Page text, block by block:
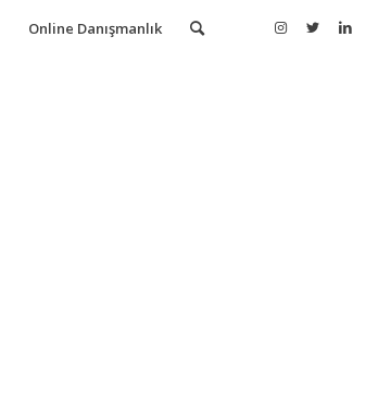
Online Danışmanlık